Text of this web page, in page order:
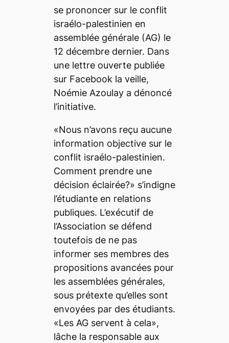
se prononcer sur le conflit
israélo-palestinien en
assemblée générale (AG) le
12 décembre dernier. Dans
une lettre ouverte publiée
sur Facebook la veille,
Noémie Azoulay a dénoncé
l’initiative.
«Nous n’avons reçu aucune
information objective sur le
conflit israélo-palestinien.
Comment prendre une
décision éclairée?» s’indigne
l’étudiante en relations
publiques. L’exécutif de
l’Association se défend
toutefois de ne pas
informer ses membres des
propositions avancées pour
les assemblées générales,
sous prétexte qu’elles sont
envoyées par des étudiants.
«Les AG servent à cela»,
lâche la responsable aux